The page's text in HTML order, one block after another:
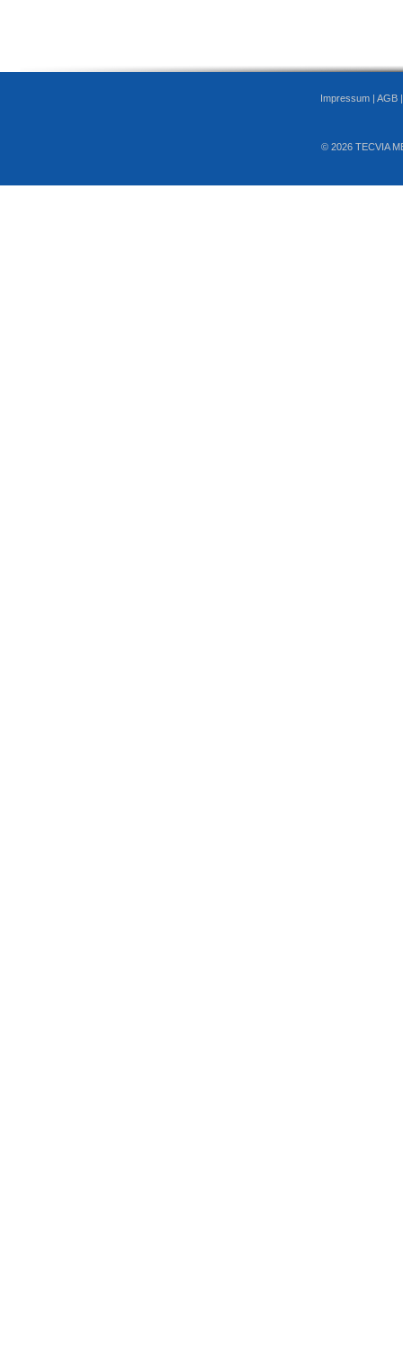
Impressum | AGB
© 2026 TECVIA